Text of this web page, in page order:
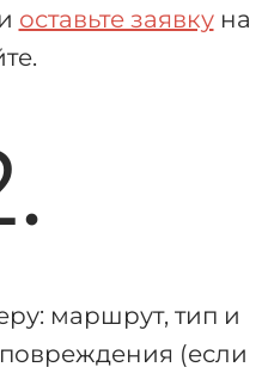
оставьте заявку на
маршрут, тип и
(если